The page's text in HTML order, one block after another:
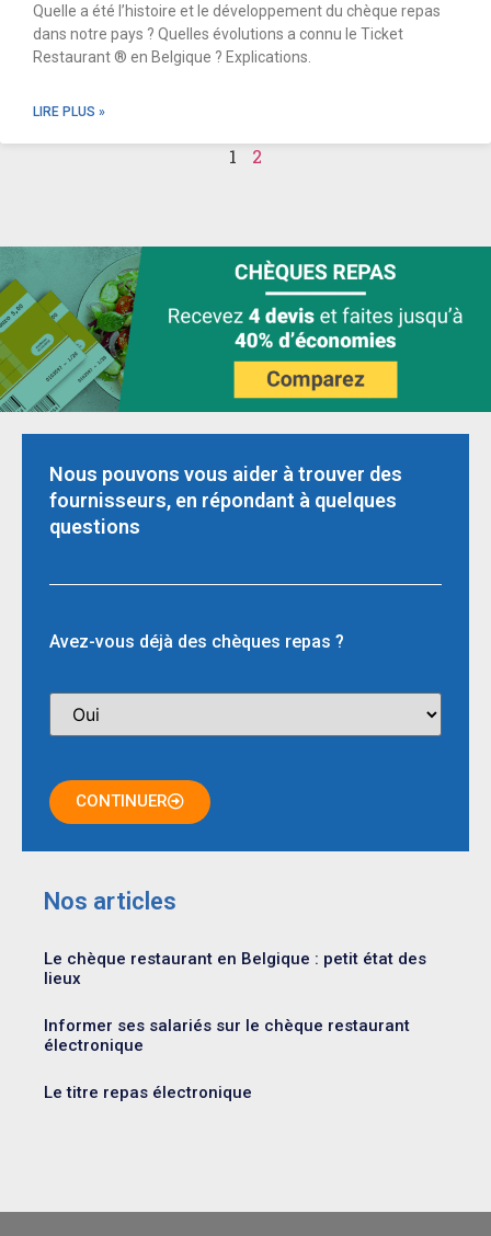
Quelle a été l’histoire et le développement du chèque repas
dans notre pays ? Quelles évolutions a connu le Ticket
Restaurant ® en Belgique ? Explications.
LIRE PLUS »
1 2
Nous pouvons vous aider à trouver des
fournisseurs, en répondant à quelques
questions
Avez-vous déjà des chèques repas ?
CONTINUER
Nos articles
Le chèque restaurant en Belgique : petit état des
lieux
Informer ses salariés sur le chèque restaurant
électronique
Le titre repas électronique